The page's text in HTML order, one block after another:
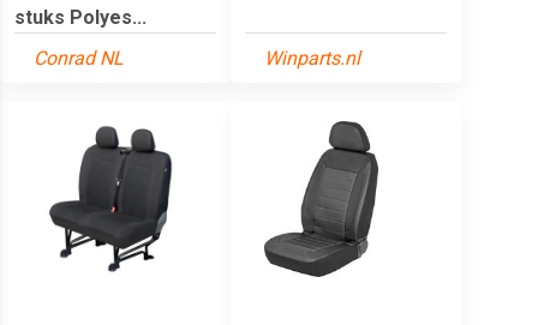
stuks Polyes...
Conrad NL
Winparts.nl